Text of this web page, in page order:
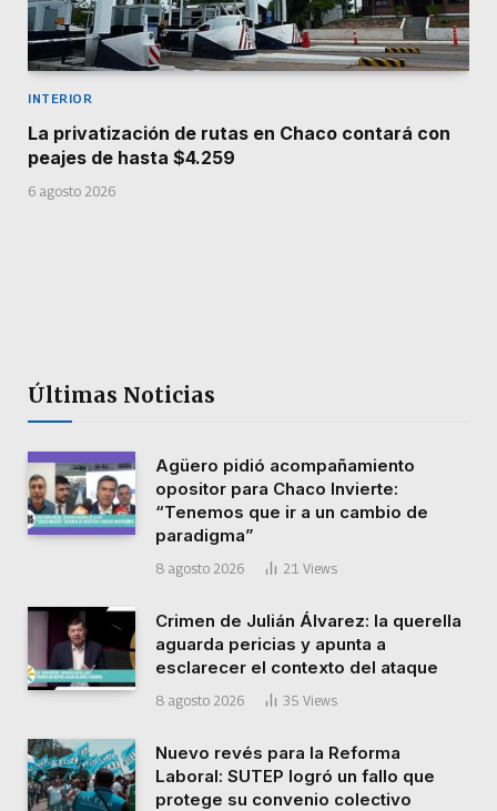
INTERIOR
La privatización de rutas en Chaco contará con
peajes de hasta $4.259
6 agosto 2026
Últimas Noticias
Agüero pidió acompañamiento
opositor para Chaco Invierte:
“Tenemos que ir a un cambio de
paradigma”
8 agosto 2026 21 Views
Crimen de Julián Álvarez: la querella
aguarda pericias y apunta a
esclarecer el contexto del ataque
8 agosto 2026 35 Views
Nuevo revés para la Reforma
Laboral: SUTEP logró un fallo que
protege su convenio colectivo